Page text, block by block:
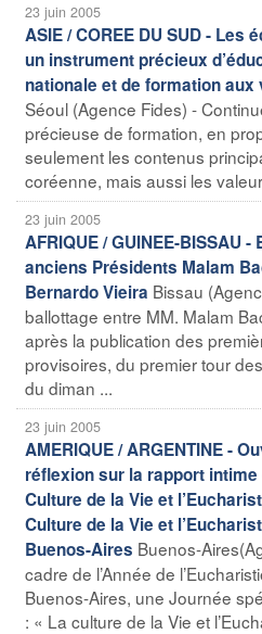
23 juin 2005
ASIE / COREE DU SUD - Les
un instrument précieux
nationale et de formation
Séoul (Agence Fides) -
précieuse de formation, en
seulement les contenus
coréenne, mais aussi les
23 juin 2005
AFRIQUE / GUINEE-BISSAU
anciens Présidents Malam
Bernardo Vieira Bissau
ballottage entre MM. Malam
après la publication des
provisoires, du premier tour
du diman ...
23 juin 2005
AMERIQUE / ARGENTINE -
réflexion sur la rapport
Culture de la Vie et
Culture de la Vie et
Buenos-Aires Buenos-
cadre de l’Année de
Buenos-Aires, une Journée
: « La culture de la Vie et